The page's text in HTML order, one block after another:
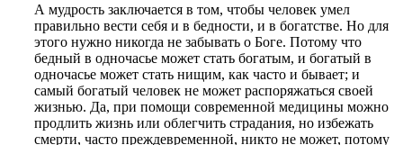
А мудрость заключается в том, чтобы человек умел
правильно вести себя и в бедности, и в богатстве. Но для
этого нужно никогда не забывать о Боге. Потому что
бедный в одночасье может стать богатым, и богатый в
одночасье может стать нищим, как часто и бывает; и
самый богатый человек не может распоряжаться своей
жизнью. Да, при помощи современной медицины можно
продлить жизнь или облегчить страдания, но избежать
смерти, часто преждевременной, никто не может, потому